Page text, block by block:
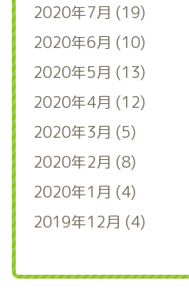
2020年7月 (19)
2020年6月 (10)
2020年5月 (13)
2020年4月 (12)
2020年3月 (5)
2020年2月 (8)
2020年1月 (4)
2019年12月 (4)